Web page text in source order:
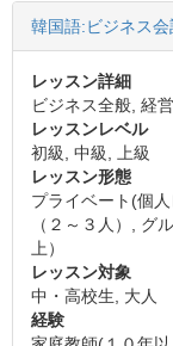
韓国語:ビジネス会
レッスン詳細
ビジネス全般, 経
レッスンレベル
初級, 中級, 上級
レッスン形態
プライベート(個
（２～３人）, グ
上）
レッスン対象
中・高校生, 大人
経験